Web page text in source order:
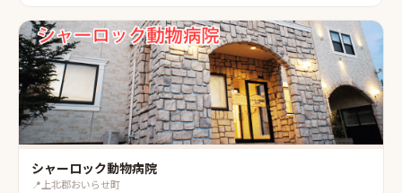
シャーロック動物病院
📍 上北郡おいらせ町